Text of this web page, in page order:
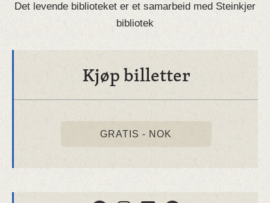
Det levende biblioteket er et samarbeid med Steinkjer
bibliotek
Kjøp billetter
GRATIS - NOK